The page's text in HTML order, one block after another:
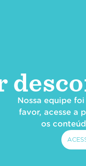
Nossa equipe
favor, acesse a
os